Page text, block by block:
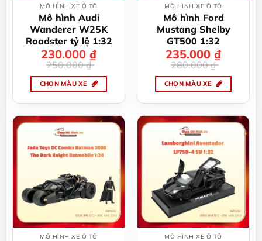
MÔ HÌNH XE Ô TÔ
Mô hình Audi
Wanderer W25K
Roadster tỷ lệ 1:32
250.000₫
Giá
gốc
là:
250.000 ₫.
230.000 ₫
Giá
hiện
tại
là:
230.000 ₫.
CHỌN MÀU XE
này
có
nhiều
biến
thể.
Các
tùy
có
thể
MÔ HÌNH XE Ô TÔ
Mô hình Ford
Mustang Shelby
GT500 1:32
280.000₫
Giá
gốc
là:
280.000 ₫.
235.000 ₫
Giá
hiện
tại
là:
235.000 ₫.
CHỌN MÀU XE
này
có
nhiều
biến
thể.
Các
tùy
chọn
có
thể
MÔ HÌNH XE Ô TÔ MÔ HÌNH XE Ô TÔ